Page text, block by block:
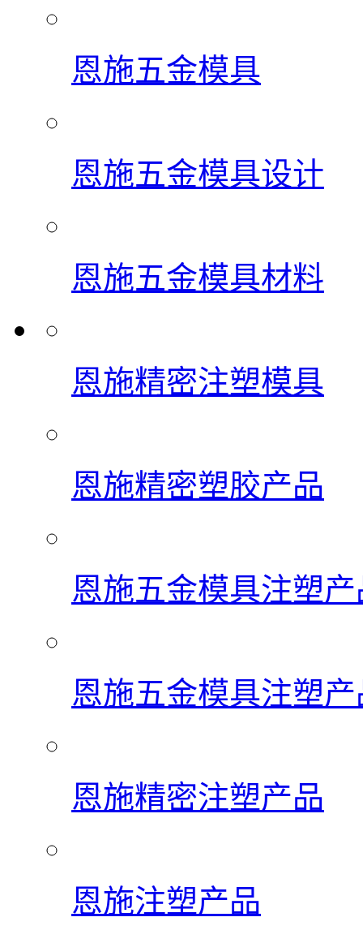
恩施五金模具
恩施五金模具设计
恩施五金模具材料
恩施精密注塑模具
恩施精密塑胶产品
恩施五金模具注塑产
恩施五金模具注塑产
恩施精密注塑产品
恩施注塑产品